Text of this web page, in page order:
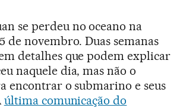
se perdeu no oceano na
de novembro. Duas semanas
detalhes que podem explicar
naquele dia, mas não o
encontrar o submarino e seus
última comunicação do